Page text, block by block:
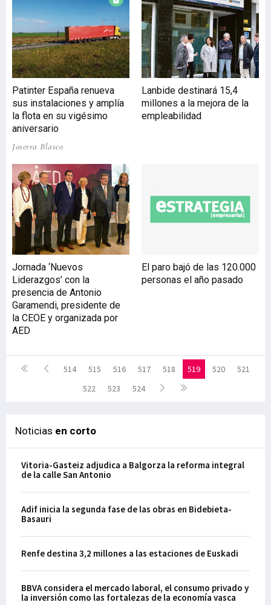
Patinter España renueva
sus instalaciones y amplía
la flota en su vigésimo
aniversario
Joserra Blasco
Lanbide destinará 15,4
millones a la mejora de la
empleabilidad
Jornada ‘Nuevos
Liderazgos’ con la
presencia de Antonio
Garamendi, presidente de
la CEOE y organizada por
AED
El paro bajó de las 120.000
personas el año pasado
514 515 516 517 518 519 520
521
522
523 524
Noticias en corto
Vitoria-Gasteiz adjudica a Balgorza la reforma integral
de la calle San Antonio
Adif inicia la segunda fase de las obras en Bidebieta-
Basauri
Renfe destina 3,2 millones a las estaciones de Euskadi
BBVA considera el mercado laboral, el consumo privado y
la inversión como las fortalezas de la economía vasca